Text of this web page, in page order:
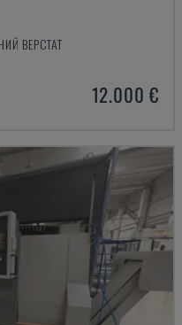
ВЕРСТАТ
12.000 €